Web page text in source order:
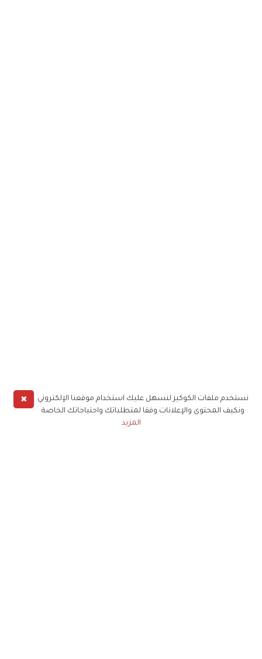
✖
نستخدم ملفات الكوكيز لنسهل عليك استخدام موقعنا الإلكتروني
ونكيف المحتوى والإعلانات وفقا لمتطلباتك واحتياجاتك الخاصة
المزيد